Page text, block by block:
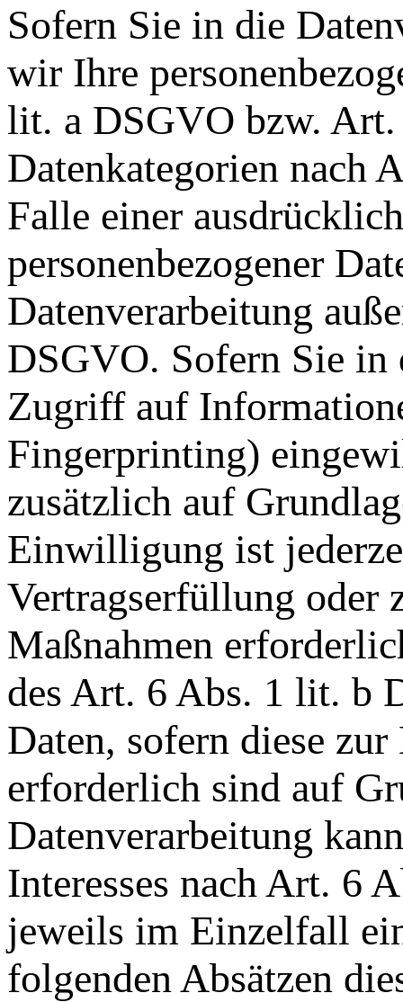
Sofern Sie in die
wir Ihre
lit. a DSGVO bzw.
Datenkategorien nach
Falle einer
personenbezogener
Datenverarbeitung
DSGVO. Sofern Sie in
Zugriff auf
Fingerprinting)
zusätzlich auf
Einwilligung ist
Vertragserfüllung oder
Maßnahmen
des Art. 6 Abs. 1 lit. b
Daten, sofern diese
erforderlich sind auf
Datenverarbeitung
Interesses nach Art. 6
jeweils im Einzelfall
folgenden Absätzen